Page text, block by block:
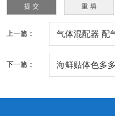
上一篇： 气体混配器 配
下一篇： 海鲜贴体色多